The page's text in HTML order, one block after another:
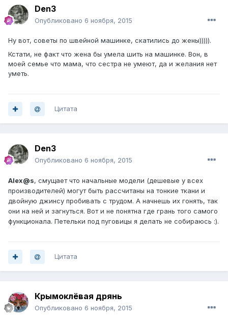
Den3
Опубликовано 6 ноября, 2015
Ну вот, советы по швейной машинке, скатились до жены))))).
Кстати, не факт что жена бы умела шить на машинке. Вон, в
моей семье что мама, что сестра не умеют, да и желания нет
уметь.
Цитата
Den3
Опубликовано 6 ноября, 2015
Alex@s, смущает что начальные модели (дешевые у всех
производителей) могут быть рассчитаны на тонкие ткани и
двойную джинсу пробивать с трудом. А начнешь их гонять, так
они на ней и загнуться. Вот и не понятна где грань того самого
функционала. Петельки под пуговицы я делать не собираюсь :).
Цитата
Крымоклёвая дрянь
Опубликовано 6 ноября, 2015